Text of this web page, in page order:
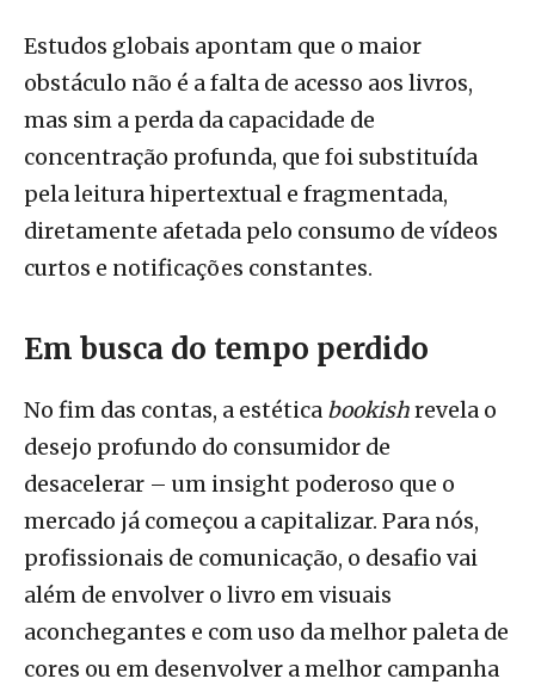
Estudos globais apontam que o maior
obstáculo não é a falta de acesso aos livros,
mas sim a perda da capacidade de
concentração profunda, que foi substituída
pela leitura hipertextual e fragmentada,
diretamente afetada pelo consumo de vídeos
curtos e notificações constantes.
Em busca do tempo perdido
No fim das contas, a estética bookishrevela o
desejo profundo do consumidor de
desacelerar – um insight poderoso que o
mercado já começou a capitalizar. Para nós,
profissionais de comunicação, o desafio vai
além de envolver o livro em visuais
aconchegantes e com uso da melhor paleta de
cores ou em desenvolver a melhor campanha